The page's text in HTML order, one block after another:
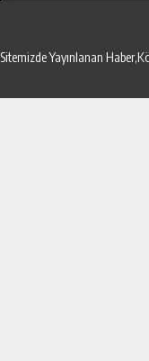
Sitemizde Yayınlanan